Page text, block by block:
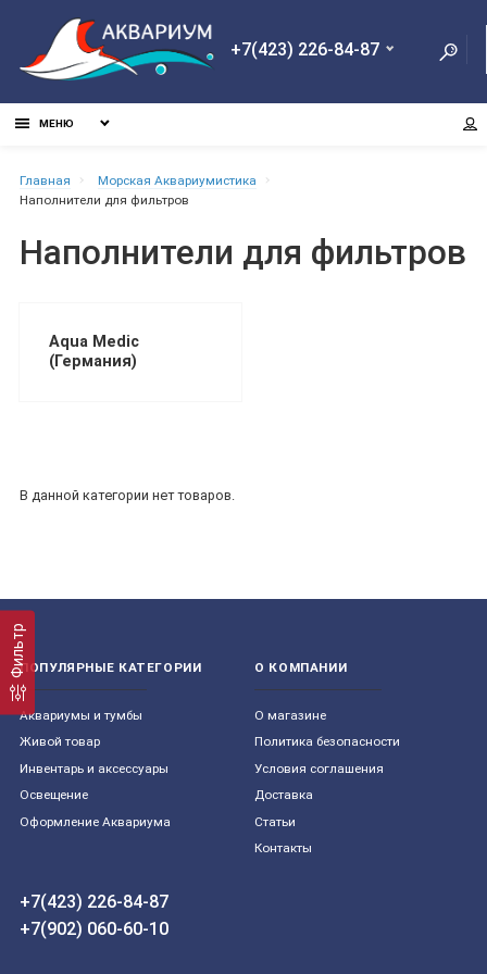
+7(423) 226-84-87
МЕНЮ
Главная
Морская Аквариумистика
Наполнители для фильтров
Наполнители для фильтров
Фильтр
Aqua Medic
(Германия)
В данной категории нет товаров.
ПОПУЛЯРНЫЕ КАТЕГОРИИ
Aквариумы и тумбы
Живой товар
Инвентарь и аксессуары
Освещение
Оформление Аквариума
О КОМПАНИИ
О магазине
Политика безопасности
Условия соглашения
Доставка
Статьи
Контакты
+7(423) 226-84-87
+7(902) 060-60-10